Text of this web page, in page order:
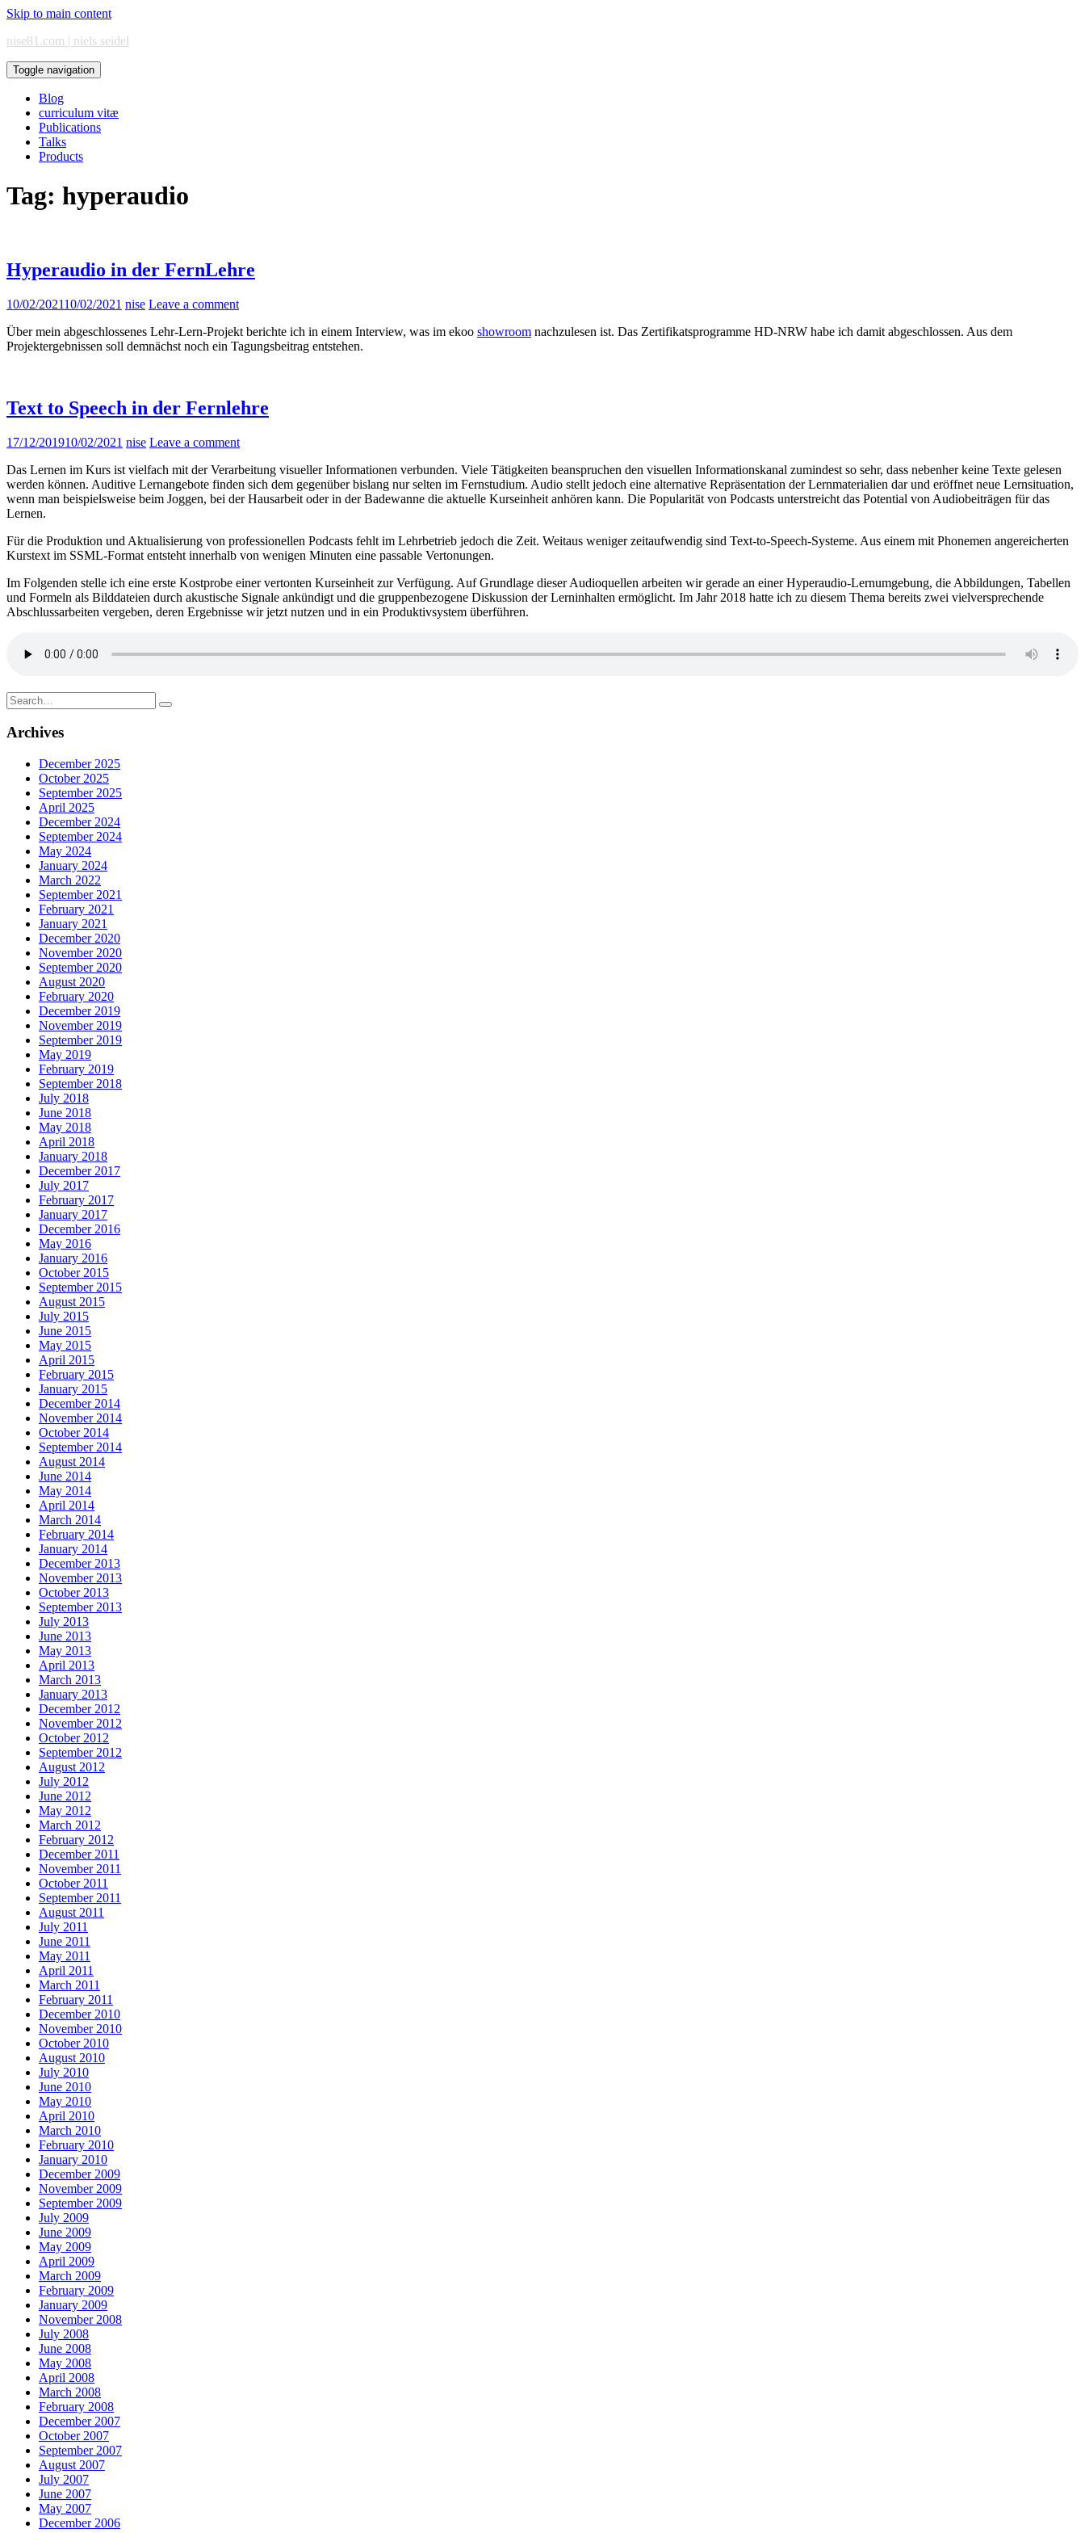
Skip to main content
nise81.com | niels seidel
Toggle navigation
Blog
curriculum vitæ
Publications
Talks
Products
Tag: hyperaudio
Hyperaudio in der FernLehre
10/02/202110/02/2021 nise Leave a comment
Über mein abgeschlossenes Lehr-Lern-Projekt berichte ich in einem Interview, was im ekoo showroom nachzulesen ist. Das Zertifikatsprogramme HD-NRW habe ich damit abgeschlossen. Aus dem
Projektergebnissen soll demnächst noch ein Tagungsbeitrag entstehen.
Text to Speech in der Fernlehre
17/12/201910/02/2021 nise Leave a comment
Das Lernen im Kurs ist vielfach mit der Verarbeitung visueller Informationen verbunden. Viele Tätigkeiten beanspruchen den visuellen Informationskanal zumindest so sehr, dass nebenher keine Texte gelesen
werden können. Auditive Lernangebote finden sich dem gegenüber bislang nur selten im Fernstudium. Audio stellt jedoch eine alternative Repräsentation der Lernmaterialien dar und eröffnet neue Lernsituation,
wenn man beispielsweise beim Joggen, bei der Hausarbeit oder in der Badewanne die aktuelle Kurseinheit anhören kann. Die Popularität von Podcasts unterstreicht das Potential von Audiobeiträgen für das
Lernen.
Für die Produktion und Aktualisierung von professionellen Podcasts fehlt im Lehrbetrieb jedoch die Zeit. Weitaus weniger zeitaufwendig sind Text-to-Speech-Systeme. Aus einem mit Phonemen angereicherten
Kurstext im SSML-Format entsteht innerhalb von wenigen Minuten eine passable Vertonungen.
Im Folgenden stelle ich eine erste Kostprobe einer vertonten Kurseinheit zur Verfügung. Auf Grundlage dieser Audioquellen arbeiten wir gerade an einer Hyperaudio-Lernumgebung, die Abbildungen, Tabellen
und Formeln als Bilddateien durch akustische Signale ankündigt und die gruppenbezogene Diskussion der Lerninhalten ermöglicht. Im Jahr 2018 hatte ich zu diesem Thema bereits zwei vielversprechende
Abschlussarbeiten vergeben, deren Ergebnisse wir jetzt nutzen und in ein Produktivsystem überführen.
Search
for:
Archives
December 2025
October 2025
September 2025
April 2025
December 2024
September 2024
May 2024
January 2024
March 2022
September 2021
February 2021
January 2021
December 2020
November 2020
September 2020
August 2020
February 2020
December 2019
November 2019
September 2019
May 2019
February 2019
September 2018
July 2018
June 2018
May 2018
April 2018
January 2018
December 2017
July 2017
February 2017
January 2017
December 2016
May 2016
January 2016
October 2015
September 2015
August 2015
July 2015
June 2015
May 2015
April 2015
February 2015
January 2015
December 2014
November 2014
October 2014
September 2014
August 2014
June 2014
May 2014
April 2014
March 2014
February 2014
January 2014
December 2013
November 2013
October 2013
September 2013
July 2013
June 2013
May 2013
April 2013
March 2013
January 2013
December 2012
November 2012
October 2012
September 2012
August 2012
July 2012
June 2012
May 2012
March 2012
February 2012
December 2011
November 2011
October 2011
September 2011
August 2011
July 2011
June 2011
May 2011
April 2011
March 2011
February 2011
December 2010
November 2010
October 2010
August 2010
July 2010
June 2010
May 2010
April 2010
March 2010
February 2010
January 2010
December 2009
November 2009
September 2009
July 2009
June 2009
May 2009
April 2009
March 2009
February 2009
January 2009
November 2008
July 2008
June 2008
May 2008
April 2008
March 2008
February 2008
December 2007
October 2007
September 2007
August 2007
July 2007
June 2007
May 2007
December 2006